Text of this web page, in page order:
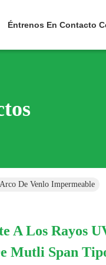
Éntrenos En Contacto
De Venlo Impermeable
A Los Rayos
Mutli Span